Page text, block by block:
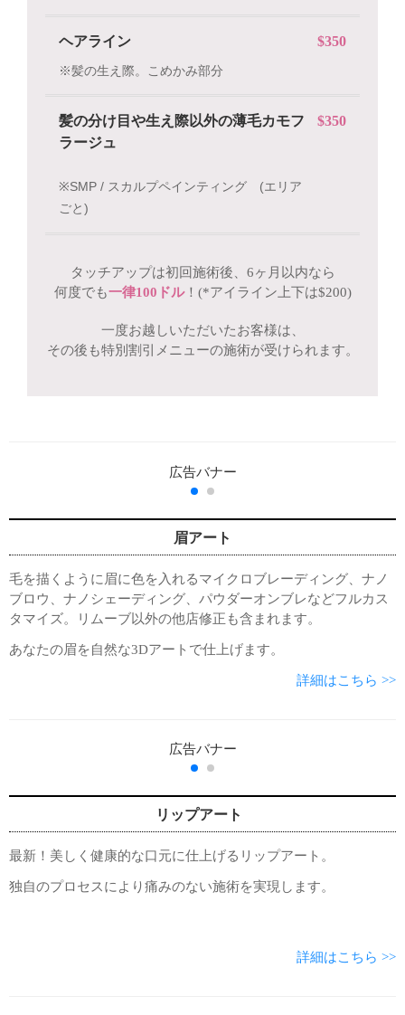
ヘアライン $350
※髪の生え際。こめかみ部分
髪の分け目や生え際以外の薄毛カモフ
ラージュ
※SMP / スカルプペインティング (エリア
ごと)
$350
タッチアップは初回施術後、6ヶ月以内なら
何度でも一律100ドル！(*アイライン上下は$200)
一度お越しいただいたお客様は、
その後も特別割引メニューの施術が受けられます。
眉アート
毛を描くように眉に色を入れるマイクロブレーディング、ナノ
ブロウ、ナノシェーディング、パウダーオンブレなどフルカス
タマイズ。リムーブ以外の他店修正も含まれます。
あなたの眉を自然な3Dアートで仕上げます。
詳細はこちら >>
リップアート
最新！美しく健康的な口元に仕上げるリップアート。
独自のプロセスにより痛みのない施術を実現します。
詳細はこちら >>